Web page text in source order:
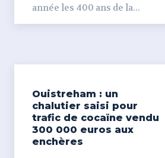
année les 400 ans de la...
Ouistreham : un
chalutier saisi pour
trafic de cocaïne vendu
300 000 euros aux
enchères